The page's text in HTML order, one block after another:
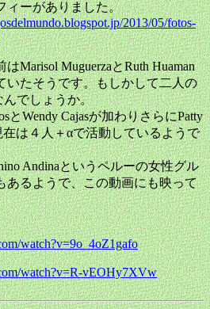
ィーがありました。
2013/05/fotos-
Marisol MuguerzaとRuth Huaman
いたそうです。もしかして二人の
でしょうか。
とWendy Cajasが加わりさらにPatty
在は４人＋αで活動しているようで
Andinaというペルーの女性グル
あるようで、この動画にも映って
watch?v=9o_4oZ1gafo
watch?v=R-vEOHy7XVw